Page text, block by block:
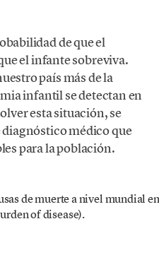
de que el
el infante sobreviva.
país más de la
infantil se detectan en
esta situación, se
médico que
para la población.
de muerte a nivel mundial en
of disease).